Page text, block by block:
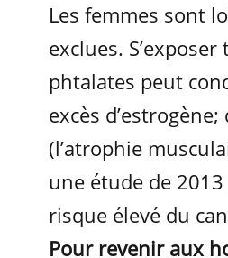
Les femmes sont
exclues.
phtalates peut
excès
(l’atrophie
une étude de
risque élevé du
Pour revenir aux